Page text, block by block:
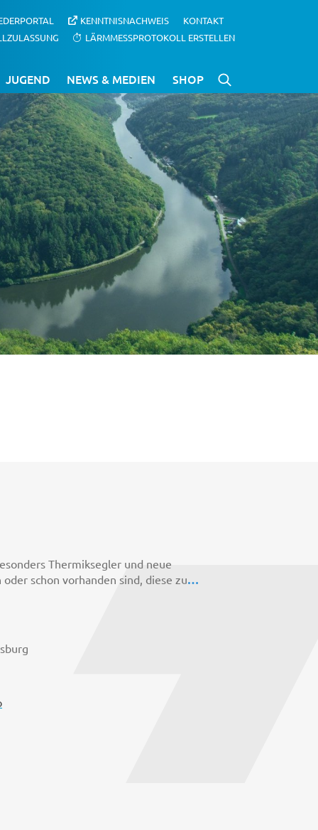
KENNTNISNACHWEIS
KONTAKT
LÄRMMESSPROTOKOLL ERSTELLEN
JUGEND NEWS & MEDIEN SHOP
Thermiksegler und neue
schon vorhanden sind, diese zu…